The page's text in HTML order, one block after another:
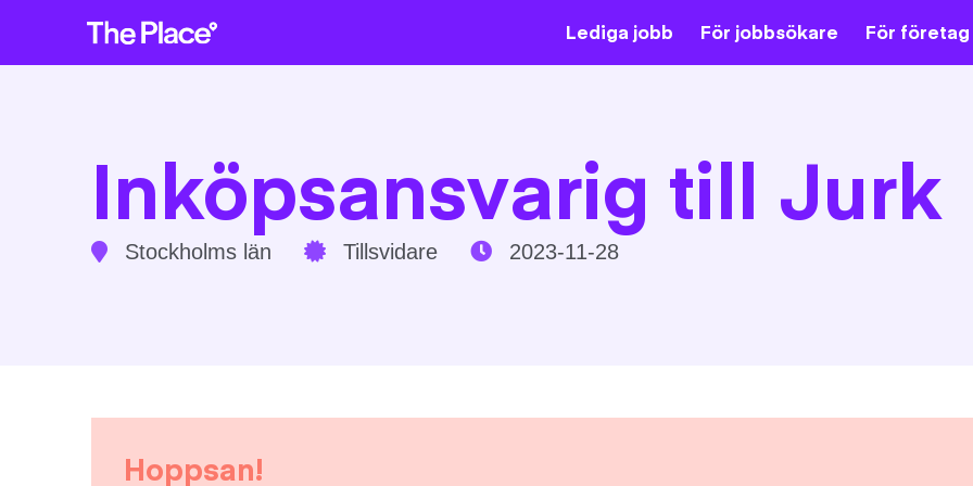
Lediga jobb För jobbsökare För företag
Inköpsansvarig till Jurk
Stockholms län Tillsvidare 2023-11-28
Hoppsan!